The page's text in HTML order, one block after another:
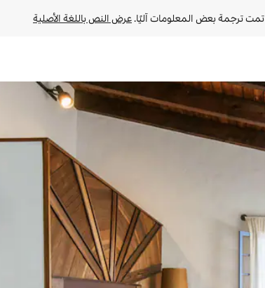
تمت ترجمة بعض المعلومات آليًا. عرض النص باللغة الأصلية